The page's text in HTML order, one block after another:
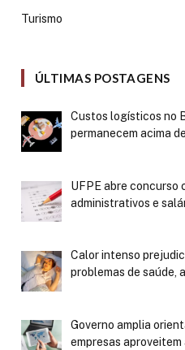
Turismo
ÚLTIMAS POSTAGENS
Custos logísticos no
permanecem acima
UFPE abre concurso
administrativos e
Calor intenso
problemas de saúde,
Governo amplia
empresas